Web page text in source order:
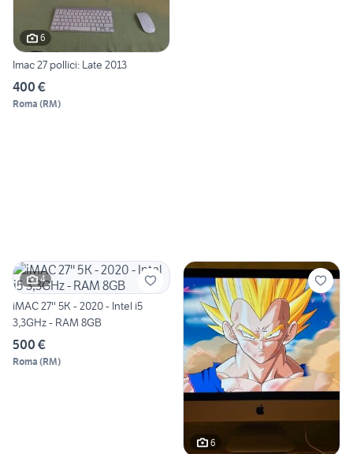
6
Imac 27 pollici: Late 2013
400 €
Roma (RM)
4
iMAC 27'' 5K - 2020 - Intel i5
3,3GHz - RAM 8GB
500 €
Roma (RM)
6